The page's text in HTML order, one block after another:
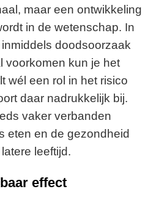
maar een ontwikkeling
in de wetenschap. In
doodsoorzaak
voorkomen kun je het
wél een rol in het risico
daar nadrukkelijk bij.
vaker verbanden
eten en de gezondheid
leeftijd.
effect